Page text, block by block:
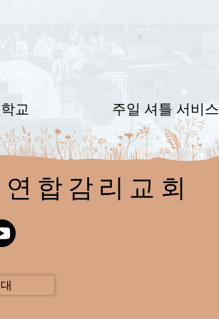
학교 주일 셔틀 서비스
합감리교회